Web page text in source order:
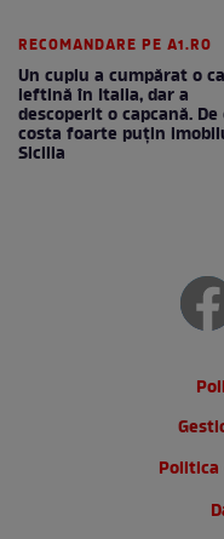
RECOMANDARE PE A1.RO
Un cuplu a cumpărat o
ieftină în Italia, dar a
descoperit o capcană. De
costa foarte puțin
Sicilia